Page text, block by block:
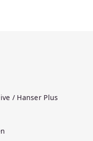
/ Hanser Plus